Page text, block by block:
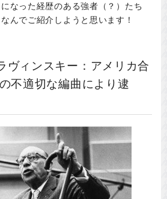
なった経歴のある強者（？）たち
んでご紹介しようと思います！
ヴィンスキー：アメリカ合
不適切な編曲により逮